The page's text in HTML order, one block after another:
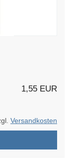
1,55 EUR
Versandkosten